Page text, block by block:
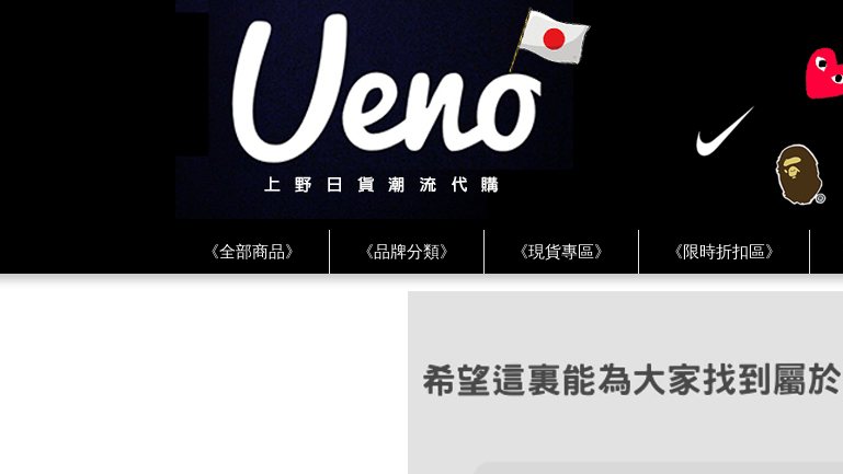
《全部商品》 《品牌分類》 《現貨專區》 《限時折扣區》
《CDG》 《FREAK'S STORE》 《HUMAN MADE》